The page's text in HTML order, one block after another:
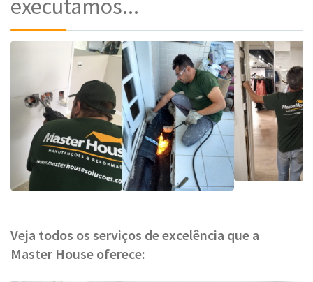
executamos...
Veja todos os serviços de excelência que a
Master House oferece: